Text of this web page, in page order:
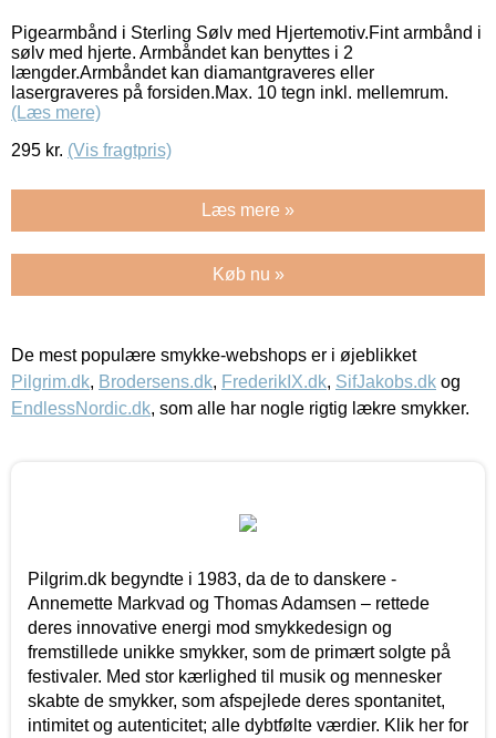
Pigearmbånd i Sterling Sølv med Hjertemotiv.Fint armbånd i
sølv med hjerte. Armbåndet kan benyttes i 2
længder.Armbåndet kan diamantgraveres eller
lasergraveres på forsiden.Max. 10 tegn inkl. mellemrum.
(Læs mere)
295 kr. (Vis fragtpris)
Læs mere »
Køb nu »
De mest populære smykke-webshops er i øjeblikket
Pilgrim.dk, Brodersens.dk, FrederikIX.dk, SifJakobs.dk og
EndlessNordic.dk, som alle har nogle rigtig lækre smykker.
Pilgrim.dk begyndte i 1983, da de to danskere -
Annemette Markvad og Thomas Adamsen – rettede
deres innovative energi mod smykkedesign og
fremstillede unikke smykker, som de primært solgte på
festivaler. Med stor kærlighed til musik og mennesker
skabte de smykker, som afspejlede deres spontanitet,
intimitet og autenticitet; alle dybtfølte værdier. Klik her for